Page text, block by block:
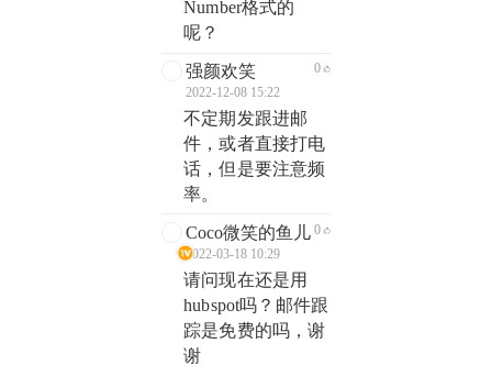
Number格式的
呢？
强颜欢笑
2022-12-08 15:22
0
不定期发跟进邮
件，或者直接打电
话，但是要注意频
率。
Coco微笑的鱼儿
2022-03-18 10:29
0
请问现在还是用
hubspot吗？邮件跟
踪是免费的吗，谢
谢